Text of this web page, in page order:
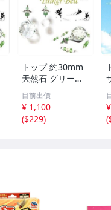
トップ 約30mm
天然石 グリーン
アベンチュリン T
inker Bell 妖精の
サンキャッチャー
パワーストーン
目前出價
¥ 1,100
($229)
(